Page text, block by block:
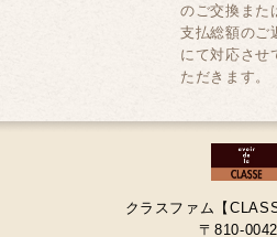
のご交換また
支払総額のご
にて対応させ
ただきます。
クラスファム【
〒810-